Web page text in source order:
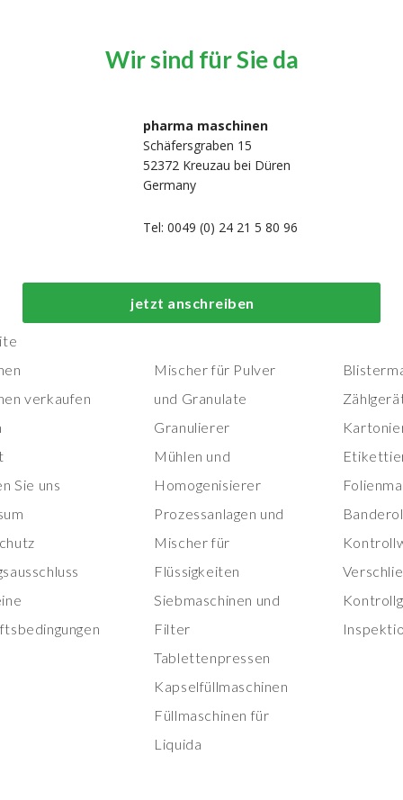
Wir sind für Sie da
pharma maschinen
Schäfersgraben 15
52372 Kreuzau bei Düren
Germany
Tel: 0049 (0) 24 21 5 80 96
jetzt anschreiben
verkaufen
Sie uns
Top-Prozess- und
Herstellungsmaschinen
Mischer für Pulver
und Granulate
Granulierer
Mühlen und
Homogenisierer
Prozessanlagen und
Mischer für
Flüssigkeiten
Siebmaschinen und
Filter
Tablettenpressen
Kapselfüllmaschinen
Füllmaschinen für
Liquida